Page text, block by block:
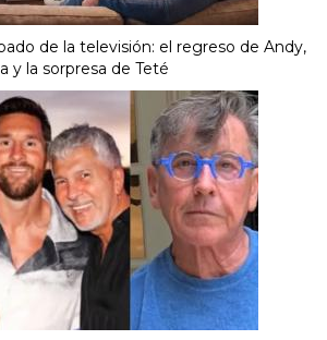
de la televisión: el regreso de Andy,
y la sorpresa de Teté